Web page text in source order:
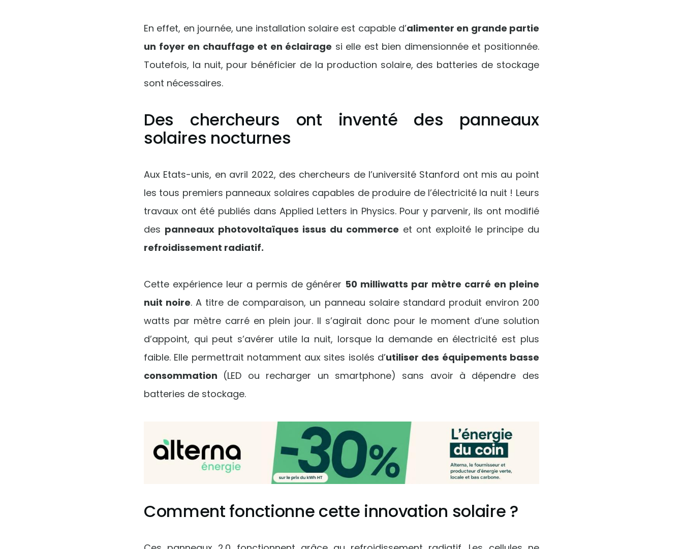
En effet, en journée, une installation solaire est capable d’alimenter en grande partie
un foyer en chauffage et en éclairage si elle est bien dimensionnée et positionnée.
Toutefois, la nuit, pour bénéficier de la production solaire, des batteries de stockage
sont nécessaires.
Des chercheurs ont inventé des panneaux
solaires nocturnes
Aux Etats-unis, en avril 2022, des chercheurs de l’université Stanford ont mis au point
les tous premiers panneaux solaires capables de produire de l’électricité la nuit ! Leurs
travaux ont été publiés dans Applied Letters in Physics. Pour y parvenir, ils ont modifié
des panneaux photovoltaïques issus du commerce et ont exploité le principe du
refroidissement radiatif.
Cette expérience leur a permis de générer 50 milliwatts par mètre carré en pleine
nuit noire. A titre de comparaison, un panneau solaire standard produit environ 200
watts par mètre carré en plein jour. Il s’agirait donc pour le moment d’une solution
d’appoint, qui peut s’avérer utile la nuit, lorsque la demande en électricité est plus
faible. Elle permettrait notamment aux sites isolés d’utiliser des équipements basse
consommation (LED ou recharger un smartphone) sans avoir à dépendre des
batteries de stockage.
Comment fonctionne cette innovation solaire ?